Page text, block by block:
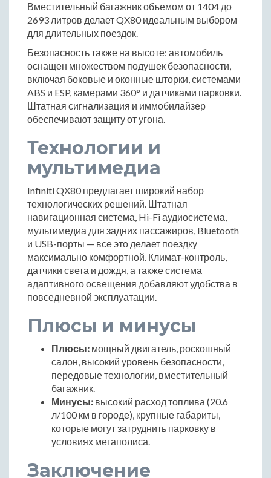
Вместительный багажник объемом от 1404 до
2693 литров делает QX80 идеальным выбором
для длительных поездок.
Безопасность также на высоте: автомобиль
оснащен множеством подушек безопасности,
включая боковые и оконные шторки, системами
ABS и ESP, камерами 360° и датчиками парковки.
Штатная сигнализация и иммобилайзер
обеспечивают защиту от угона.
Технологии и
мультимедиа
Infiniti QX80 предлагает широкий набор
технологических решений. Штатная
навигационная система, Hi-Fi аудиосистема,
мультимедиа для задних пассажиров, Bluetooth
и USB-порты — все это делает поездку
максимально комфортной. Климат-контроль,
датчики света и дождя, а также система
адаптивного освещения добавляют удобства в
повседневной эксплуатации.
Плюсы и минусы
Плюсы: мощный двигатель, роскошный
салон, высокий уровень безопасности,
передовые технологии, вместительный
багажник.
Минусы: высокий расход топлива (20.6
л/100 км в городе), крупные габариты,
которые могут затруднить парковку в
условиях мегаполиса.
Заключение